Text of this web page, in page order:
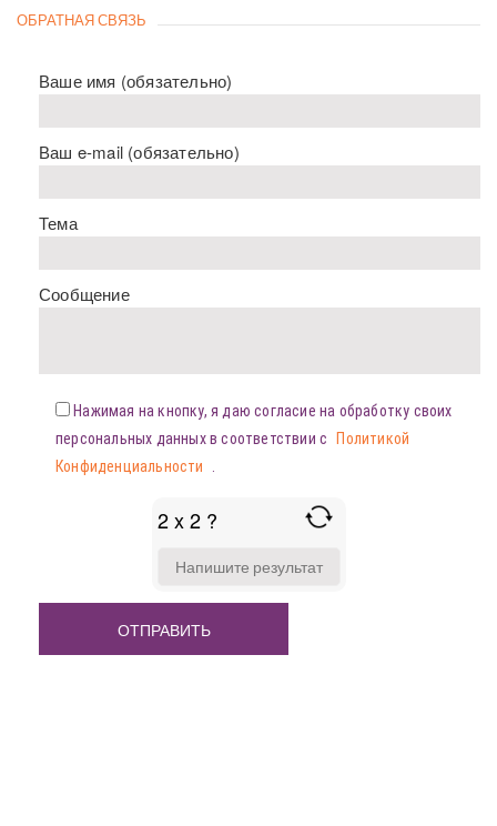
ОБРАТНАЯ СВЯЗЬ
Ваше имя (обязательно)
Ваш e-mail (обязательно)
Тема
Сообщение
Нажимая на кнопку, я даю согласие на обработку своих
персональных данных в соответствии с
Политикой
Конфиденциальности
2 x 2 ?
FOR
X